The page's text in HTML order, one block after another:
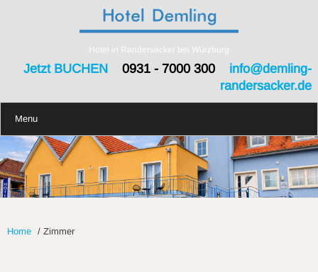
Hotel in Randersacker bei Würzburg
Jetzt BUCHEN0931 - 7000 300 info@demling-
randersacker.de
Menu
Home / Zimmer